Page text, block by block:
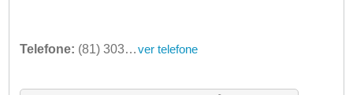
Telefone: (81) 3034-3234 ver telefone